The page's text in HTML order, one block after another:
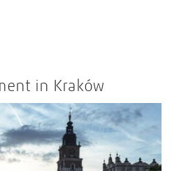
in Kraków